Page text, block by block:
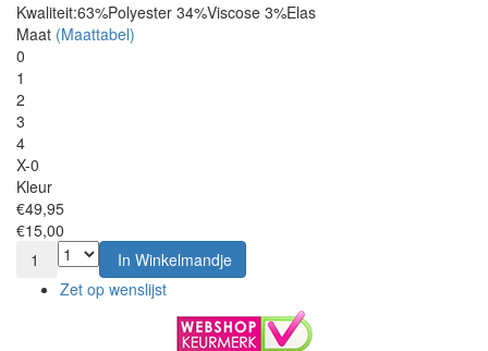
Kwaliteit:63%Polyester 34%Viscose 3%Elas
Maat (Maattabel)
0
1
2
3
4
X-0
Kleur
€49,95
€15,00
1
In Winkelmandje
Zet op wenslijst